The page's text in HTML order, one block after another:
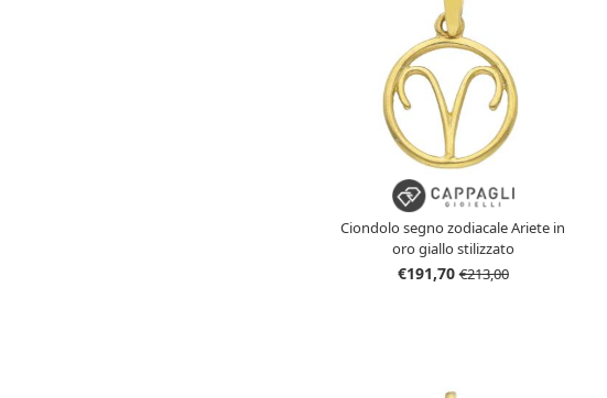
Ciondolo segno zodiacale Ariete in
oro giallo stilizzato
€191,70€213,00